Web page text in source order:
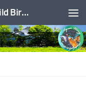
神奈川近郊野鳥情報(Japanese Wild Birds Info.)